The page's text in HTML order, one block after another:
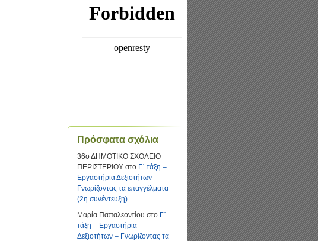
Πρόσφατα σχόλια
36ο ΔΗΜΟΤΙΚΟ ΣΧΟΛΕΙΟ
ΠΕΡΙΣΤΕΡΙΟΥ στο Γ΄ τάξη –
Εργαστήρια Δεξιοτήτων –
Γνωρίζοντας τα επαγγέλματα
(2η συνέντευξη)
Μαρία Παπαλεοντίου στο Γ΄
τάξη – Εργαστήρια
Δεξιοτήτων – Γνωρίζοντας τα